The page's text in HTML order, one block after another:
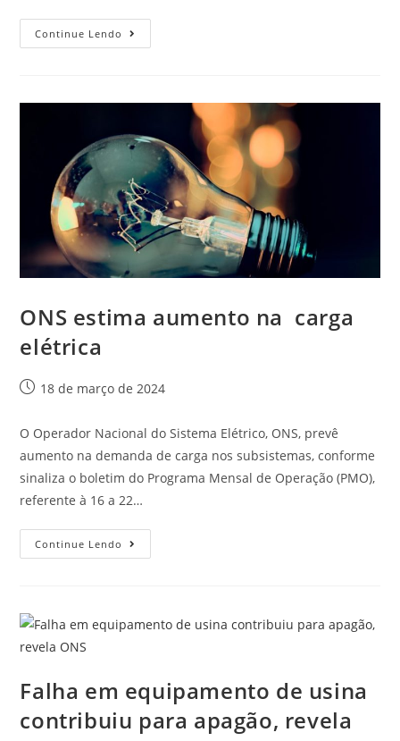
Continue Lendo
ONS estima aumento na carga
elétrica
18 de março de 2024
O Operador Nacional do Sistema Elétrico, ONS, prevê
aumento na demanda de carga nos subsistemas, conforme
sinaliza o boletim do Programa Mensal de Operação (PMO),
referente à 16 a 22…
Continue Lendo
Falha em equipamento de usina
contribuiu para apagão, revela